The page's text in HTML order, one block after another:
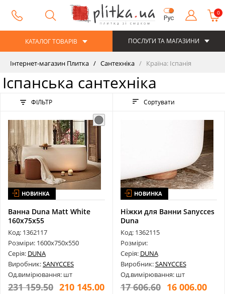
Рус
0
КАТАЛОГ ТОВАРІВ ПОСЛУГИ ТА МАГАЗИНИ
Інтернет-магазин Плитка Сантехніка Країна: Іспанія
Іспанська сантехніка
ФІЛЬТР Сортувати
НОВИНКА
Ванна Duna Matt White
160x75x55
Код: 1362117
Розміри: 1600х750х550
Серія: DUNA
Виробник:SANYCCES
Од.вимірювання: шт
231 159.50 210 145.00
НОВИНКА
Ніжки для Ванни Sanycces
Duna
Код: 1362115
Розміри:
Серія: DUNA
Виробник:SANYCCES
Од.вимірювання: шт
17 606.60 16 006.00